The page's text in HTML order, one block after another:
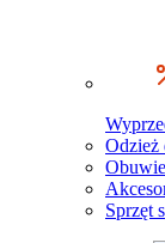
Odzież
Sprzęt